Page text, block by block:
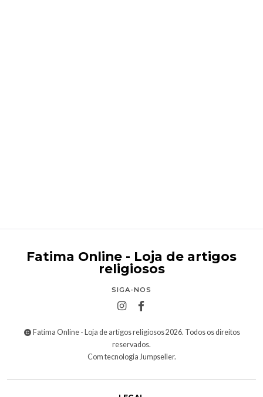
Fatima Online - Loja de artigos
religiosos
SIGA-NOS
Fatima Online - Loja de artigos religiosos 2026. Todos os direitos
reservados.
Com tecnologia Jumpseller.